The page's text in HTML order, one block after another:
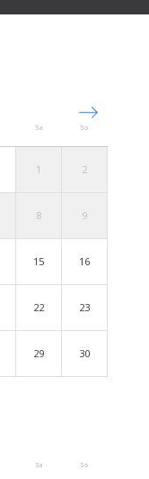
Sa So
1 2
8 9
15 16
22 23
29 30
Sa So